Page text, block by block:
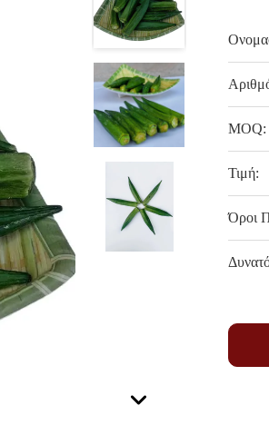
MOQ:
Τιμή:
Όροι